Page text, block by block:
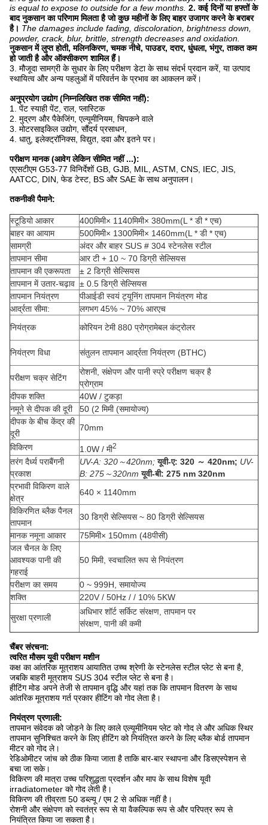
is equal to expose to outside for a few months. 2. कई दिनों या हफ्तों के
बाद नुकसान का परिणाम मिलता है जो कुछ महीनों के लिए बाहर उजागर करने के बराबर
है। The damages include fading, discoloration, brightness down,
powder, crack, blur, brittle, strength decreases and oxidation.
नुकसान में लुप्त होती, मलिनकिरण, चमक नीचे, पाउडर, दरार, धुंधला, भंगुर, ताकत कम
हो जाती है और ऑक्सीकरण शामिल हैं।
3. मौजूदा सामग्री के सुधार के लिए परीक्षण डेटा के साथ संदर्भ प्रदान करें, या उत्पाद
स्थायित्व और अन्य पहलुओं में परिवर्तन के प्रभाव का आकलन करें।
अनुप्रयोग उद्योग (निम्नलिखित तक सीमित नहीं):
1. पेंट स्याही पेंट, राल, प्लास्टिक
2. मुद्रण और पैकेजिंग, एल्यूमीनियम, चिपकने वाले
3. मोटरसाइकिल उद्योग, सौंदर्य प्रसाधन,
4. धातु, इलेक्ट्रॉनिक्स, विद्युत, दवा और इतने पर।
परीक्षण मानक (आवेग लेकिन सीमित नहीं ...):
एएसटीएम G53-77 विनिर्देशों GB, GJB, MIL, ASTM, CNS, IEC, JIS,
AATCC, DIN, फेड टेस्ट, BS और SAE के साथ अनुपालन।
तकनीकी पैमाने:
स्टूडियो आकार 400मिमी× 1140मिमी× 380mm(L * डी * एच)
बाहर का आयाम
500मिमी× 1300मिमी× 1460mm(L * डी * एच)
सामग्री
अंदर और बाहर SUS # 304 स्टेनलेस स्टील
तापमान सीमा
आर टी + 10 ~ 70 डिग्री सेल्सियस
तापमान की एकरूपता
± 2 डिग्री सेल्सियस
तापमान में उतार-चढ़ाव ± 0.5 डिग्री सेल्सियस
तापमान नियंत्रण
पीआईडी ​​स्वयं ट्यूनिंग तापमान नियंत्रण मोड
आर्द्रता सीमा:
लगभग 45% ~ 70% आरएच
नियंत्रक
कोरियन टेमी 880 प्रोग्रामेबल कंट्रोलर
नियंत्रण विधा संतुलन तापमान आर्द्रता नियंत्रण (BTHC)
परीक्षण चक्र सेटिंग
रोशनी, संक्षेपण और पानी स्प्रे परीक्षण चक्र है
प्रोग्राम
दीपक शक्ति
40W / टुकड़ा
नमूने से दीपक की दूरी
50 (2 मिमी (समायोज्य)
दीपक के बीच केंद्र की
दूरी
70mm
विकिरण 1.0W / मी2
तरंग दैर्ध्य पराबैंगनी
प्रकाश
UV-A: 320～420nm; यूवी-ए: 320 ～ 420nm; UV-
B: 275～320nm यूवी-बी: 275 nm 320nm
प्रभावी विकिरण वाले
क्षेत्र
640 × 1140mm
विकिरणित ब्लैक पैनल
तापमान
30 डिग्री सेल्सियस ~ 80 डिग्री सेल्सियस
मानक नमूना आकार
75मिमी× 150mm (48पीसी)
जल चैनल के लिए
आवश्यक पानी की
गहराई
50 मिमी, स्वचालित रूप से नियंत्रण
परीक्षण का समय
0 ~ 999H, समायोज्य
शक्ति
220V / 50Hz / / 10% 5KW
सुरक्षा प्रणाली
अधिभार शॉर्ट सर्किट संरक्षण, तापमान पर
संरक्षण, पानी की कमी
चैंबर संरचना:
त्वरित मौसम यूवी परीक्षण मशीन
कक्ष का आंतरिक मूत्राशय आयातित उच्च श्रेणी के स्टेनलेस स्टील प्लेट से बना है,
जबकि बाहरी मूत्राशय SUS 304 स्टील प्लेट से बना है।
हीटिंग मोड अपने तेजी से तापमान वृद्धि और यहां तक ​​कि तापमान वितरण के साथ
आंतरिक मूत्राशय गर्त प्रकार हीटिंग को गोद लेता है।
नियंत्रण प्रणाली:
तापमान संवेदक को जोड़ने के लिए काले एल्यूमीनियम प्लेट को गोद ले और अधिक स्थिर
तापमान सुनिश्चित करने के लिए हीटिंग को नियंत्रित करने के लिए ब्लैक बोर्ड तापमान
मीटर को गोद ले।
रेडिओमीटर जांच को ठीक किया जाता है ताकि बार-बार स्थापना और डिसएस्पेशन से
बचा जा सके।
विकिरण की मात्रा उच्च परिशुद्धता प्रदर्शन और माप के साथ विशेष यूवी
irradiatometer को गोद लेती है।
विकिरण की तीव्रता 50 डब्ल्यू / एम 2 से अधिक नहीं है।
रोशनी और संक्षेपण को स्वतंत्र रूप से या वैकल्पिक रूप से और परिपत्र रूप से
नियंत्रित किया जा सकता है।